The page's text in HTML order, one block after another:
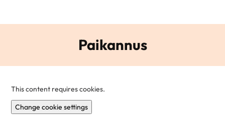
Paikannus
This content requires cookies.
Change cookie settings